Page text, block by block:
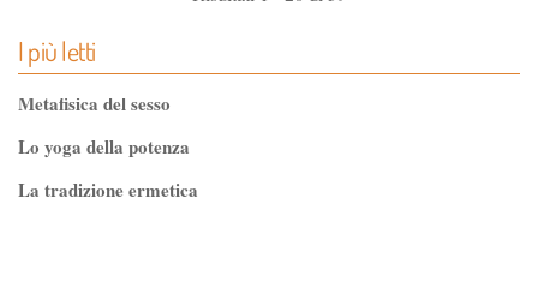
I più letti
Metafisica del sesso
Lo yoga della potenza
La tradizione ermetica